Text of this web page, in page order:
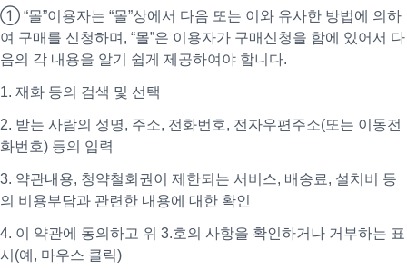
① “몰”이용자는 “몰”상에서 다음 또는 이와 유사한 방법에 의하
여 구매를 신청하며, “몰”은 이용자가 구매신청을 함에 있어서 다
음의 각 내용을 알기 쉽게 제공하여야 합니다.
1. 재화 등의 검색 및 선택
2. 받는 사람의 성명, 주소, 전화번호, 전자우편주소(또는 이동전
화번호) 등의 입력
3. 약관내용, 청약철회권이 제한되는 서비스, 배송료, 설치비 등
의 비용부담과 관련한 내용에 대한 확인
4. 이 약관에 동의하고 위 3.호의 사항을 확인하거나 거부하는 표
시(예, 마우스 클릭)